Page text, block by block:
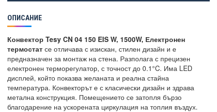
ОПИСАНИЕ
Конвектор Tesy CN 04 150 EIS W, 1500W, Електронен
термостат се отличава с изискан, стилен дизайн и е
предназначен за монтаж на стена. Разполага с прецизен
електронен терморегулатор, с точност до 0.1°C. Има LED
дисплей, който показва желаната и реална стайна
температура. Конвекторът е с класически дизайн и здрава
метална конструкция. Помещението се затопля бързо
благодарение на ускорената циркулация на топлия въздух.